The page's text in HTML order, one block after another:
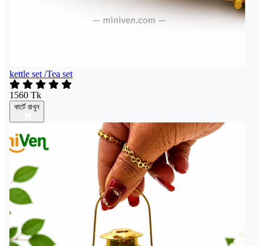
kettle set /Tea set
1560 Tk
কার্টে রাখুন